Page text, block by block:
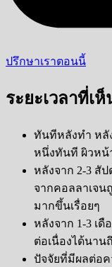
ปรึกษาเราตอนนี้
ระยะเวลาที่เ
ทันทีหลังทำ หลั
หนึ่งทันที ผิวหน้
หลังจาก 2-3 สั
จากคอลลาเจน
มากขึ้นเรื่อยๆ
หลังจาก 1-3 เ
ต่อเนื่องได้นาน
ปัจจัยที่มีผลต่อ